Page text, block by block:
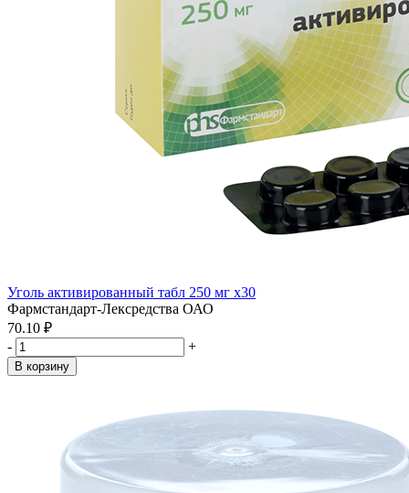
Уголь активированный табл 250 мг x30
Фармстандарт-Лексредства ОАО
70.10 ₽
-
+
В корзину